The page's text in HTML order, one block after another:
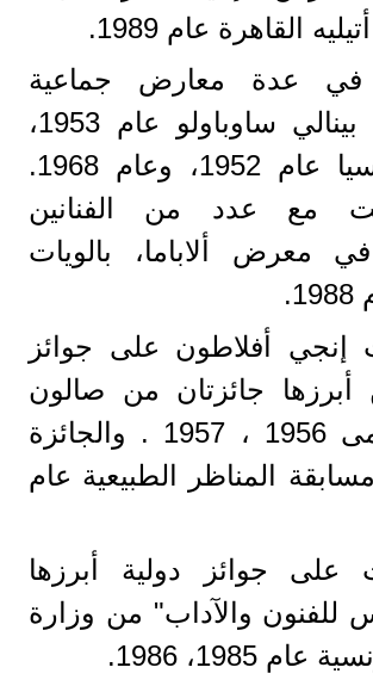
القاهرة عام 1989.
في عدة معارض جماعية
دولية، منها بينالي ساوباولو عام 1953،
وبينالي فينسيا عام 1952، وعام 1968.
مع عدد من الفنانين
معرض ألاباما، بالويات
إنجي أفلاطون على جوائز
أبرزها جائزتان من صالون
القاهرة عامى 1956 ، 1957 . والجائزة
المناظر الطبيعية عام
على جوائز دولية أبرزها
للفنون والآداب" من وزارة
1985، 1986.